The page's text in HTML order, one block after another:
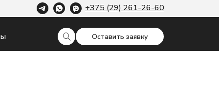
Оставить заявку
+375 (29) 261-26-60